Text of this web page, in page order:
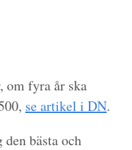
om fyra år ska
se artikel i DN.
bästa och